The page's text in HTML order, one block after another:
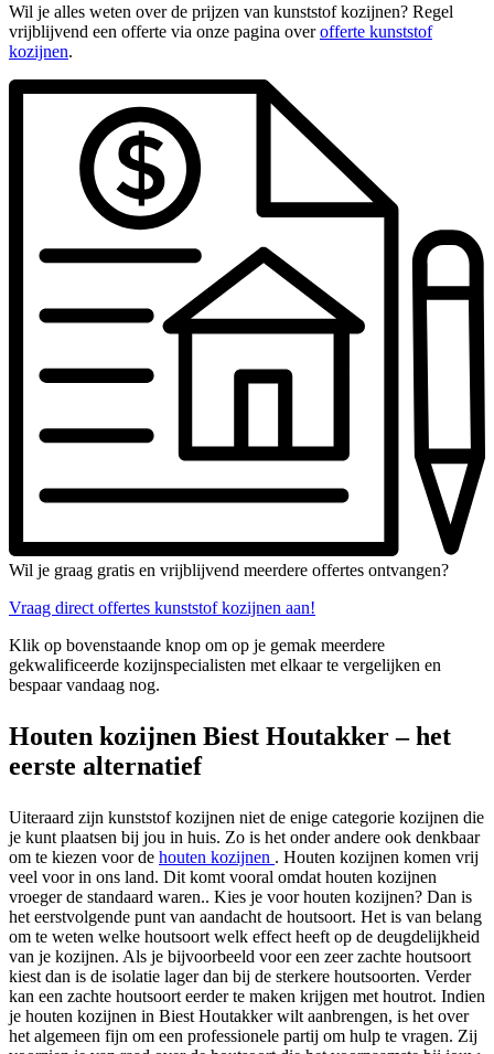
Wil je alles weten over de prijzen van kunststof kozijnen? Regel
vrijblijvend een offerte via onze pagina overofferte kunststof
kozijnen.
Wil je graag gratis en vrijblijvend meerdere offertes ontvangen?
Vraag direct offertes kunststof kozijnen aan!
Klik op bovenstaande knop om op je gemak meerdere
gekwalificeerde kozijnspecialisten met elkaar te vergelijken en
bespaar vandaag nog.
Houten kozijnen Biest Houtakker – het
eerste alternatief
Uiteraard zijn kunststof kozijnen niet de enige categorie kozijnen die
je kunt plaatsen bij jou in huis. Zo is het onder andere ook denkbaar
om te kiezen voor de houten kozijnen . Houten kozijnen komen vrij
veel voor in ons land. Dit komt vooral omdat houten kozijnen
vroeger de standaard waren.. Kies je voor houten kozijnen? Dan is
het eerstvolgende punt van aandacht de houtsoort. Het is van belang
om te weten welke houtsoort welk effect heeft op de deugdelijkheid
van je kozijnen. Als je bijvoorbeeld voor een zeer zachte houtsoort
kiest dan is de isolatie lager dan bij de sterkere houtsoorten. Verder
kan een zachte houtsoort eerder te maken krijgen met houtrot. Indien
je houten kozijnen in Biest Houtakker wilt aanbrengen, is het over
het algemeen fijn om een professionele partij om hulp te vragen. Zij